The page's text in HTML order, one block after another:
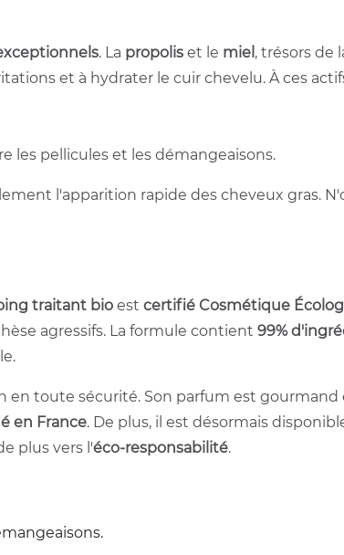
. La propolis et le miel , trésors de
et à hydrater le cuir chevelu. À ces
les pellicules et les démangeaisons.
l'apparition rapide des cheveux gras.
traitant bio est certifié Cosmétique
agressifs. La formule contient 99%
toute sécurité. Son parfum est gourmand
en France. De plus, il est désormais
plus vers l'éco-responsabilité.